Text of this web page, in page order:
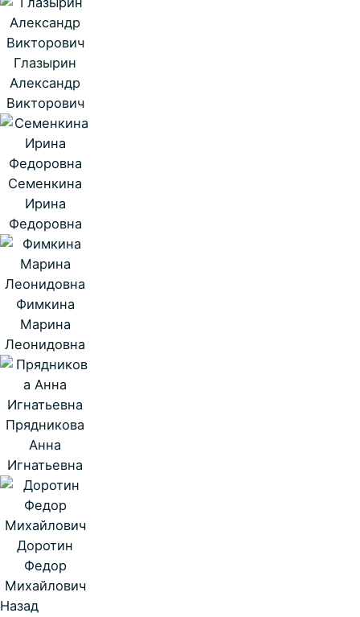
Глазырин
Александр
Викторович
Семенкина
Ирина
Федоровна
Фимкина
Марина
Леонидовна
Прядникова
Анна
Игнатьевна
Доротин
Федор
Михайлович
Назад